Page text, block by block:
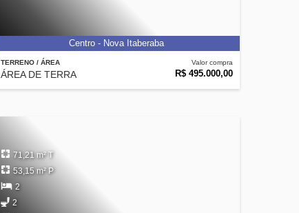
TERRENO / ÁREA
ÁREA DE TERRA
Valor compra
R$ 495.000,00
Centro - Nova Itaberaba
71,21 m² T
53,15 m² P
2
2